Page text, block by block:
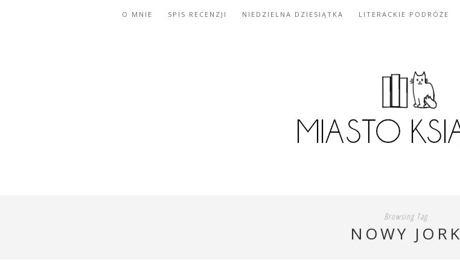
O MNIE SPIS RECENZJI NIEDZIELNA DZIESIĄTKA LITERACKIE PODRÓŻE
Browsing Tag
NOWY JORK